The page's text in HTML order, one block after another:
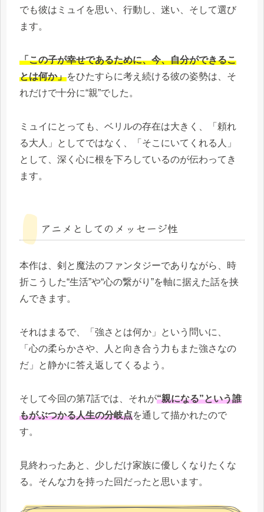
でも彼はミュイを思い、行動し、迷い、そして選び
ます。
「この子が幸せであるために、今、自分ができるこ
とは何か」をひたすらに考え続ける彼の姿勢は、そ
れだけで十分に“親”でした。
ミュイにとっても、ベリルの存在は大きく、「頼れ
る大人」としてではなく、「そこにいてくれる人」
として、深く心に根を下ろしているのが伝わってき
ます。
アニメとしてのメッセージ性
本作は、剣と魔法のファンタジーでありながら、時
折こうした“生活”や“心の繋がり”を軸に据えた話を挟
んできます。
それはまるで、「強さとは何か」という問いに、
「心の柔らかさや、人と向き合う力もまた強さなの
だ」と静かに答え返してくるよう。
そして今回の第7話では、それが“親になる”という誰
もがぶつかる人生の分岐点を通して描かれたので
す。
見終わったあと、少しだけ家族に優しくなりたくな
る。そんな力を持った回だったと思います。